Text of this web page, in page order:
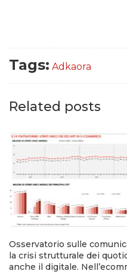
Tags: Adkaora
Related posts
Osservatorio sulle
la crisi strutturale dei
anche il digitale.